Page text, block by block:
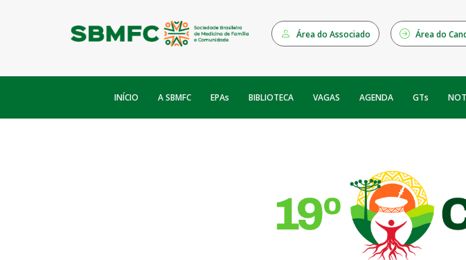
Área do Associado Área do
INÍCIO A SBMFC EPAs BIBLIOTECA VAGAS AGENDA GTs